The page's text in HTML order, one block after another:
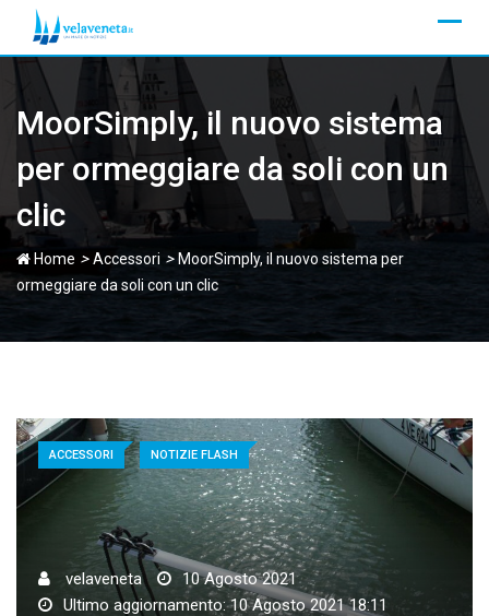
content
MoorSimply, il nuovo sistema
per ormeggiare da soli con un
clic
Home >Accessori > MoorSimply, il nuovo sistema per
ormeggiare da soli con un clic
ACCESSORI NOTIZIE FLASH
velaveneta
10 Agosto 2021
Ultimo aggiornamento: 10 Agosto 2021 18:11